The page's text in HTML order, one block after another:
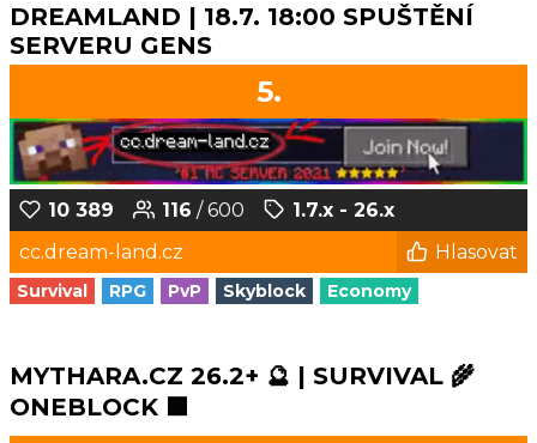
DREAMLAND | 18.7. 18:00 SPUŠTĚNÍ
SERVERU GENS
5.
10 389 116 / 600
1.7.x - 26.x
cc.dream-land.cz
Hlasovat
Survival RPG PvP Skyblock Economy
MYTHARA.CZ 26.2+ 🔮 | SURVIVAL 🌾
ONEBLOCK 🟩